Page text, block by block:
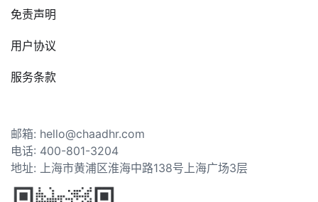
免责声明
用户协议
服务条款
邮箱: hello@chaadhr.com
电话: 400-801-3204
地址: 上海市黄浦区淮海中路138号上海广场3层